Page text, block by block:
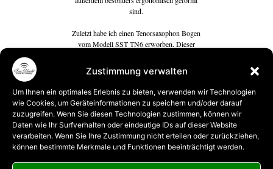
Zustimmung verwalten
Um Ihnen ein optimales Erlebnis zu bieten, verwenden wir Technologien
wie Cookies, um Geräteinformationen zu speichern und/oder darauf
zuzugreifen. Wenn Sie diesen Technologien zustimmen, können wir
Daten wie Ihr Surfverhalten oder eindeutige IDs auf dieser Website
verarbeiten. Wenn Sie Ihre Zustimmung nicht erteilen oder zurückziehen,
können bestimmte Merkmale und Funktionen beeinträchtigt werden.
sind.
Zuletzt habe ich einen Tenorsaxophon Bogen
vom Modell SST TN6 erworben. Dieser
wenig mehr in Richtung Selmer Mk6) hat ein
wenig mehr Widerstand ohne aber die
Ansprache zu verschlechtern.
Durch SST Daumenhaken und SST S-
Bogen, hat mein Instrument eine neue
Klangfülle und Flexibilität in Klangfarben
und Ansprache erhalten. Meine Empfehlung
für alle Saxophonisten die auf der Suche nach
tatsächlichen Verbesserungen sind.